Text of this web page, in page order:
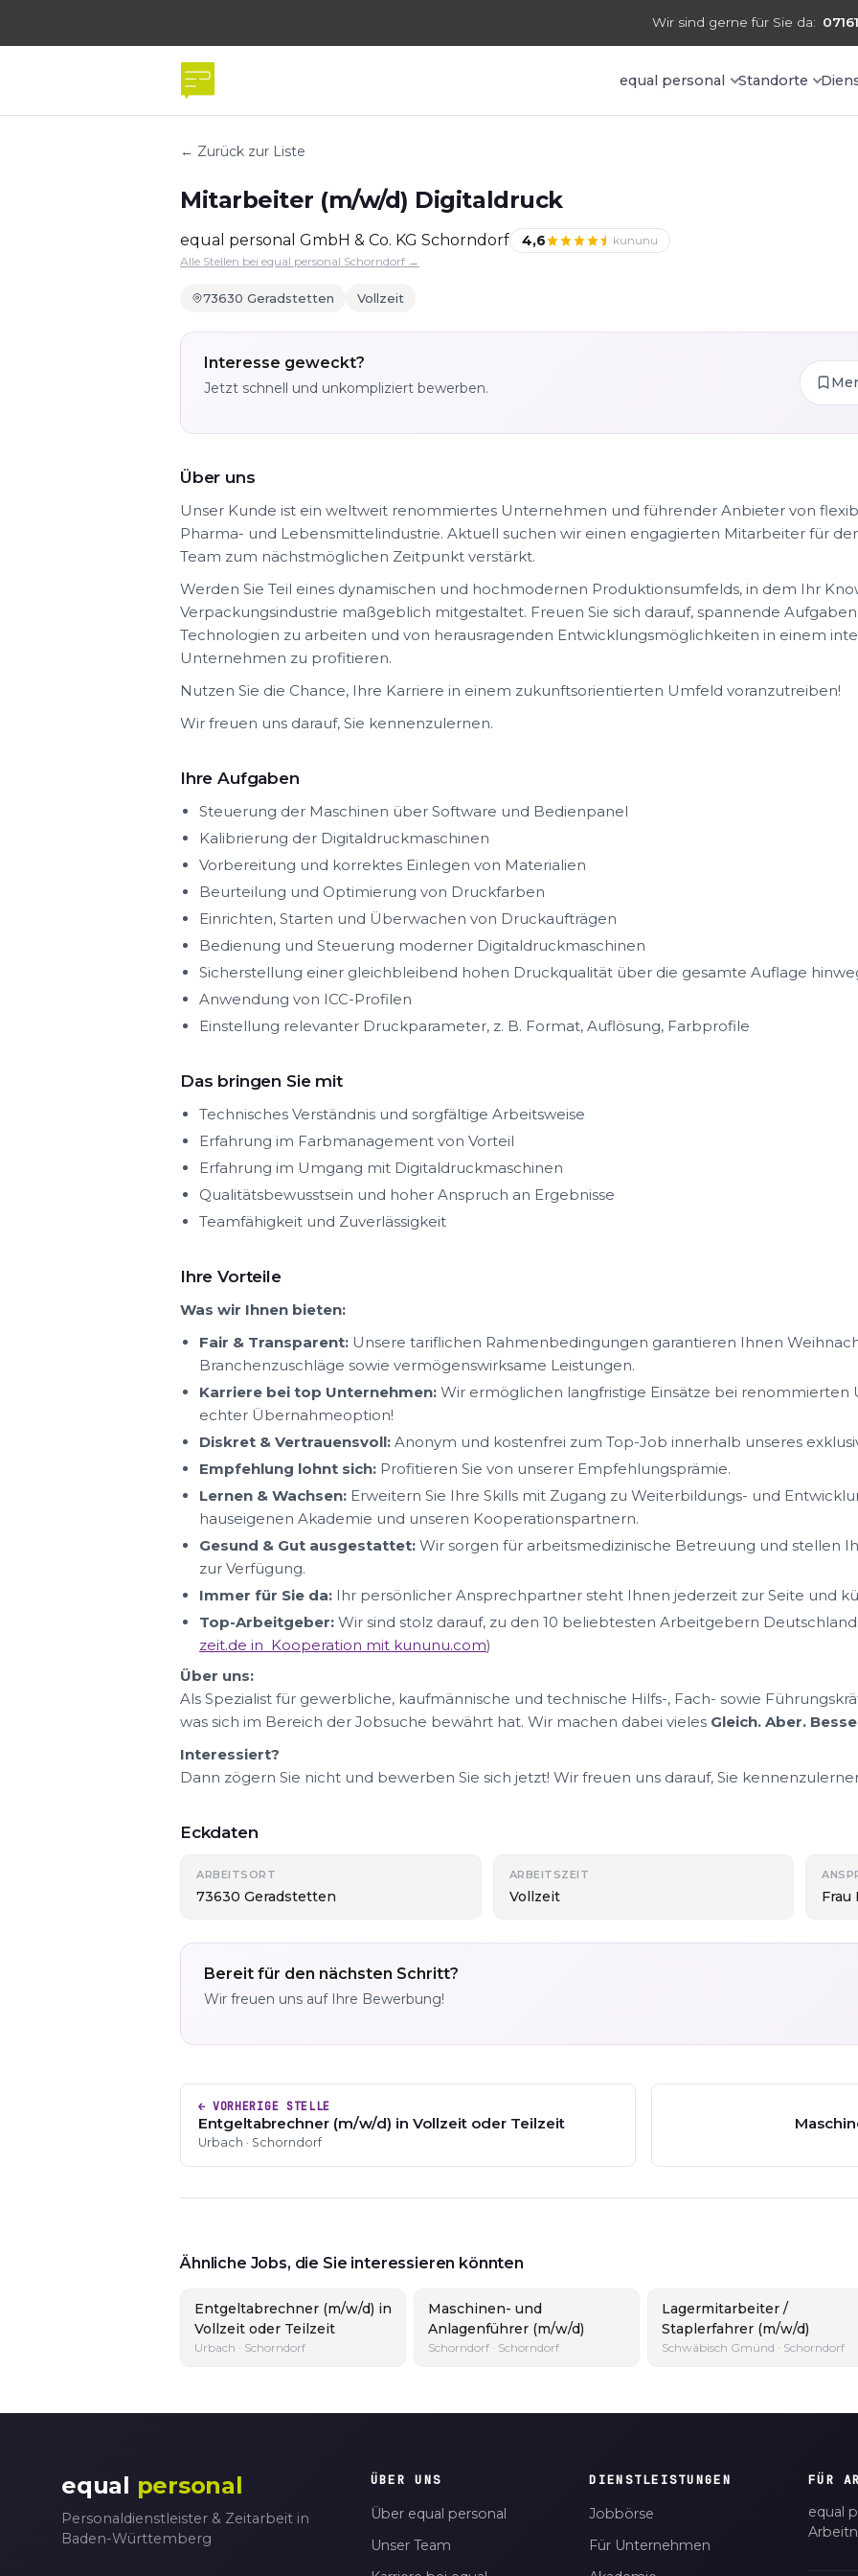
Wir sind gerne für Sie da:
equal personal Standorte
← Zurück zur Liste
Mitarbeiter (m/w/d) Digitaldruck
equal personal GmbH & Co. KG Schorndorf 4,6
kununu
Alle Stellen bei equal personal Schorndorf →
73630 Geradstetten Vollzeit
Interesse geweckt?
Jetzt schnell und unkompliziert bewerben.
Über uns
Unser Kunde ist ein weltweit renommiertes Unternehmen und führender Anbieter von
Pharma- und Lebensmittelindustrie. Aktuell suchen wir einen engagierten Mitarbeiter für
Team zum nächstmöglichen Zeitpunkt verstärkt.
Werden Sie Teil eines dynamischen und hochmodernen Produktionsumfelds, in dem Ihr
Verpackungsindustrie maßgeblich mitgestaltet. Freuen Sie sich darauf, spannende
Technologien zu arbeiten und von herausragenden Entwicklungsmöglichkeiten in einem
Unternehmen zu profitieren.
Nutzen Sie die Chance, Ihre Karriere in einem zukunftsorientierten Umfeld voranzutreiben!
Wir freuen uns darauf, Sie kennenzulernen.
Ihre Aufgaben
Steuerung der Maschinen über Software und Bedienpanel
Kalibrierung der Digitaldruckmaschinen
Vorbereitung und korrektes Einlegen von Materialien
Beurteilung und Optimierung von Druckfarben
Einrichten, Starten und Überwachen von Druckaufträgen
Bedienung und Steuerung moderner Digitaldruckmaschinen
Sicherstellung einer gleichbleibend hohen Druckqualität über die gesamte Auflage
Anwendung von ICC-Profilen
Einstellung relevanter Druckparameter, z. B. Format, Auflösung, Farbprofile
Das bringen Sie mit
Technisches Verständnis und sorgfältige Arbeitsweise
Erfahrung im Farbmanagement von Vorteil
Erfahrung im Umgang mit Digitaldruckmaschinen
Qualitätsbewusstsein und hoher Anspruch an Ergebnisse
Teamfähigkeit und Zuverlässigkeit
Ihre Vorteile
Was wir Ihnen bieten:
Fair & Transparent: Unsere tariflichen Rahmenbedingungen garantieren Ihnen
Branchenzuschläge sowie vermögenswirksame Leistungen.
Karriere bei top Unternehmen: Wir ermöglichen langfristige Einsätze bei
echter Übernahmeoption!
Diskret & Vertrauensvoll: Anonym und kostenfrei zum Top-Job innerhalb unseres
Empfehlung lohnt sich: Profitieren Sie von unserer Empfehlungsprämie.
Lernen & Wachsen: Erweitern Sie Ihre Skills mit Zugang zu Weiterbildungs- und
hauseigenen Akademie und unseren Kooperationspartnern.
Gesund & Gut ausgestattet: Wir sorgen für arbeitsmedizinische Betreuung und stellen
zur Verfügung.
Immer für Sie da: Ihr persönlicher Ansprechpartner steht Ihnen jederzeit zur Seite und
Top-Arbeitgeber: Wir sind stolz darauf, zu den 10 beliebtesten Arbeitgebern
zeit.de in Kooperation mit kununu.com)
Über uns:
Als Spezialist für gewerbliche, kaufmännische und technische Hilfs-, Fach- sowie
was sich im Bereich der Jobsuche bewährt hat. Wir machen dabei vieles Gleich. Aber.
Interessiert?
Dann zögern Sie nicht und bewerben Sie sich jetzt! Wir freuen uns darauf, Sie
Eckdaten
ARBEITSORT
73630 Geradstetten
ARBEITSZEIT
Vollzeit Frau
Bereit für den nächsten Schritt?
Wir freuen uns auf Ihre Bewerbung!
← VORHERIGE STELLE
Entgeltabrechner (m/w/d) in Vollzeit oder Teilzeit
Urbach · Schorndorf
Ähnliche Jobs, die Sie interessieren könnten
Entgeltabrechner (m/w/d) in
Vollzeit oder Teilzeit
Urbach · Schorndorf
Maschinen- und
Anlagenführer (m/w/d)
Schorndorf · Schorndorf
Lagermitarbeiter /
Staplerfahrer (m/w/d)
Schwäbisch Gmünd · Schorndorf
equal personal
Personaldienstleister & Zeitarbeit in
Baden-Württemberg
ÜBER UNS
Über equal personal
Unser Team
DIENSTLEISTUNGEN
Jobbörse
Für Unternehmen
FÜR
equal